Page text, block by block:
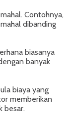
Contohnya,
dibanding
biasanya
banyak
biaya yang
memberikan
besar.